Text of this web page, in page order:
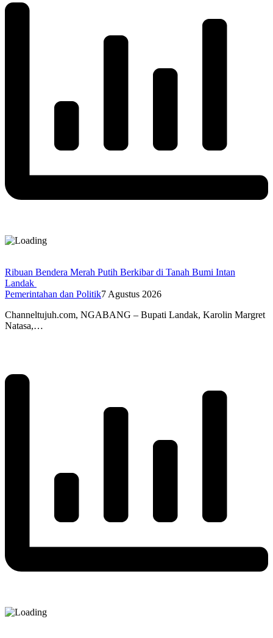
Ribuan Bendera Merah Putih Berkibar di Tanah Bumi Intan
Landak
Pemerintahan dan Politik7 Agustus 2026
Channeltujuh.com, NGABANG – Bupati Landak, Karolin Margret
Natasa,…